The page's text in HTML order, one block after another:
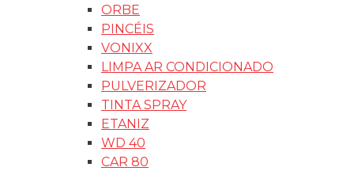
ORBE
PINCÉIS
VONIXX
LIMPA AR CONDICIONADO
PULVERIZADOR
TINTA SPRAY
ETANIZ
WD 40
CAR 80